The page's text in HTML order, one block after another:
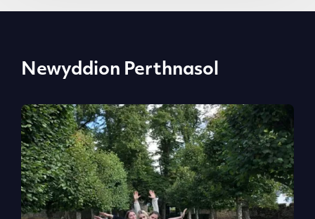
Newyddion Perthnasol